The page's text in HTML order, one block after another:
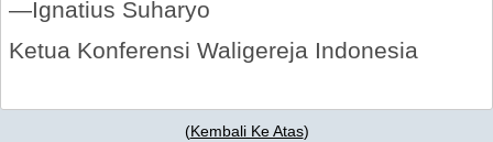
—Ignatius Suharyo
Ketua Konferensi Waligereja Indonesia
(Kembali Ke Atas)